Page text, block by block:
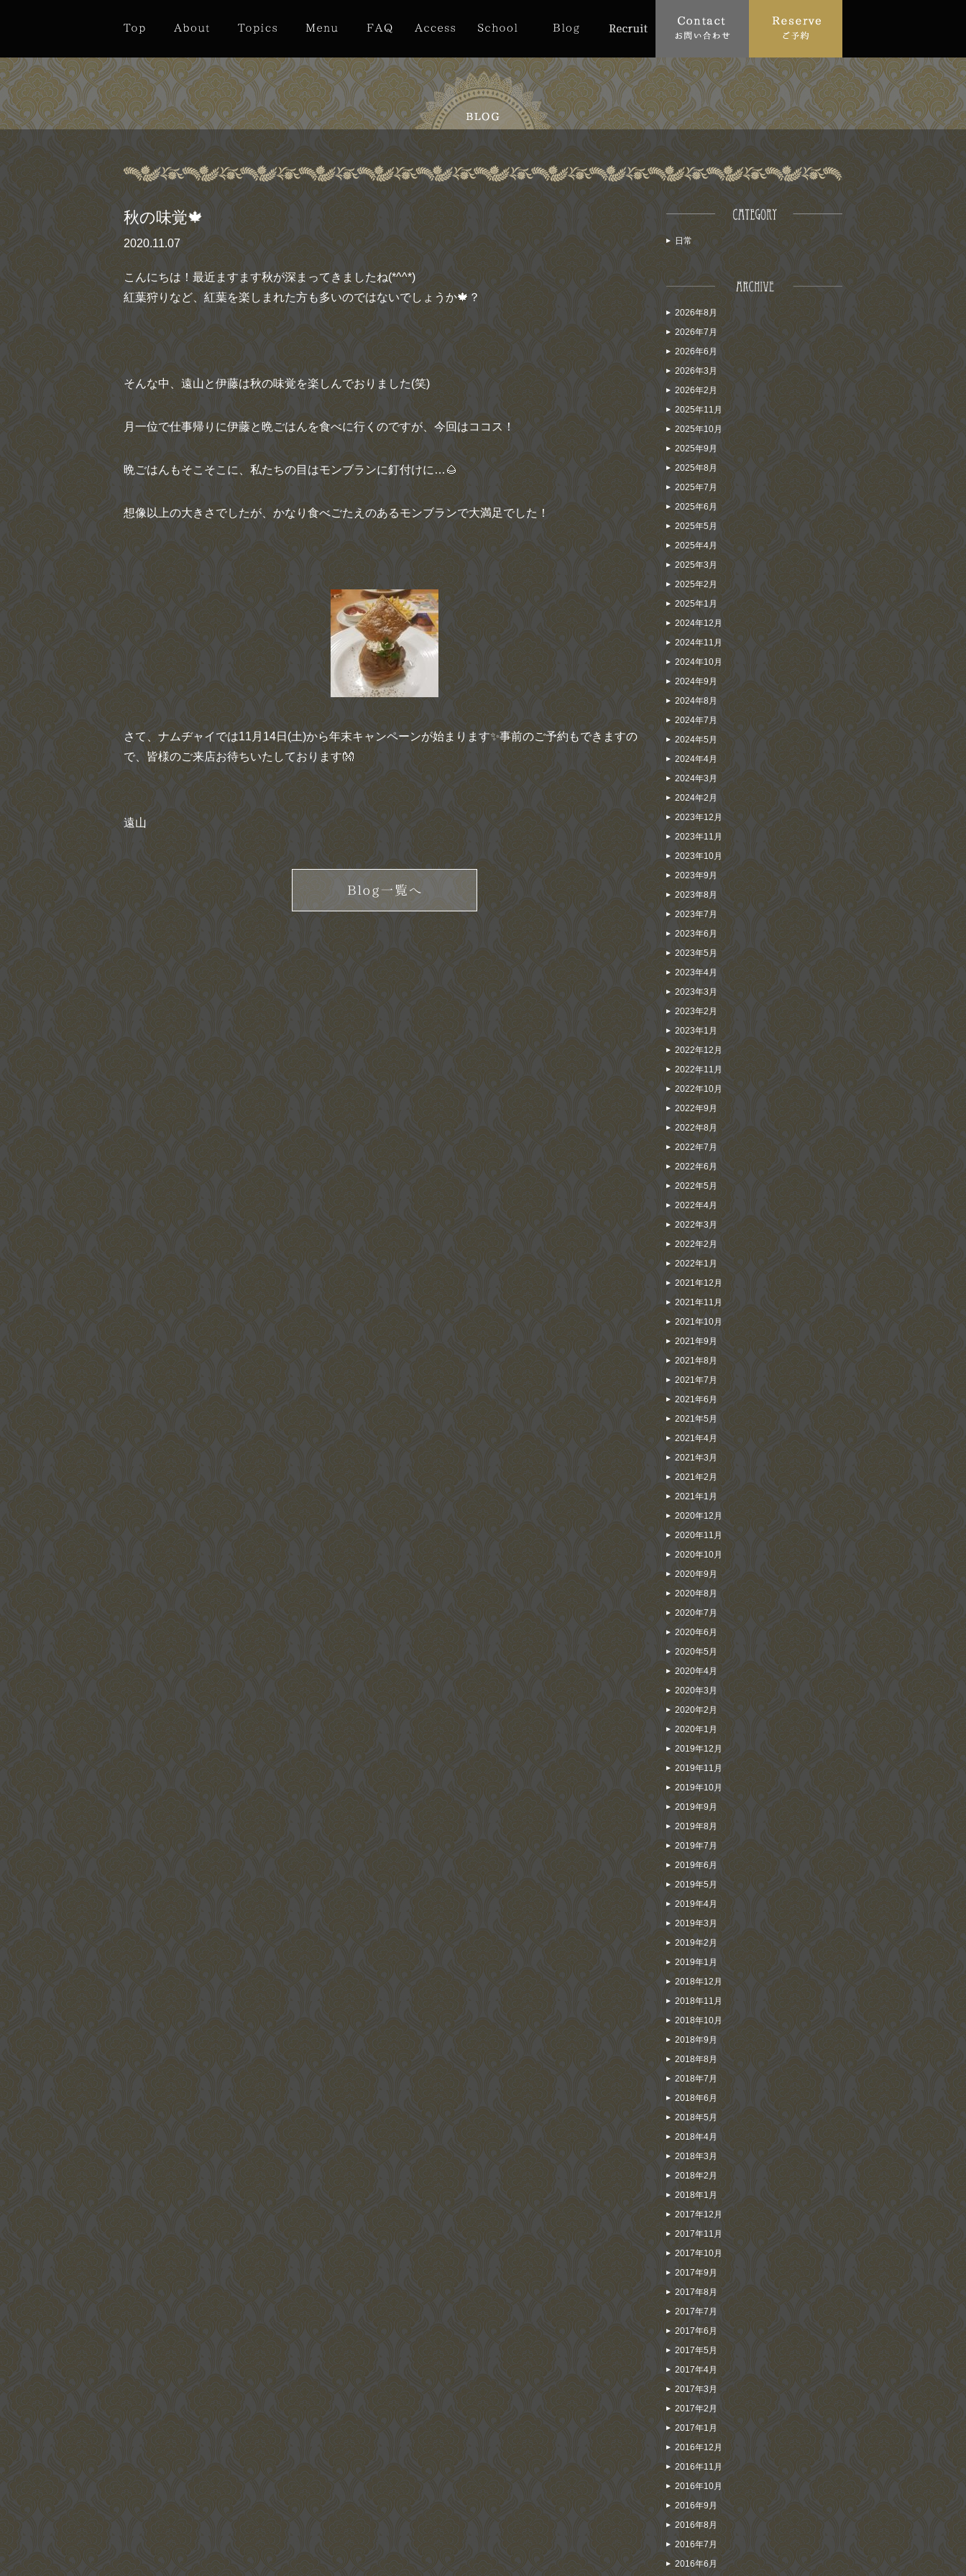
秋の味覚🍁
2020.11.07
こんにちは！最近ますます秋が深まってきましたね(*^^*)
紅葉狩りなど、紅葉を楽しまれた方も多いのではないでしょうか🍁？
そんな中、遠山と伊藤は秋の味覚を楽しんでおりました(笑)
月一位で仕事帰りに伊藤と晩ごはんを食べに行くのですが、今回はココス！
晩ごはんもそこそこに、私たちの目はモンブランに釘付けに…🌰
想像以上の大きさでしたが、かなり食べごたえのあるモンブランで大満足でした！
さて、ナムヂャイでは11月14日(土)から年末キャンペーンが始まります✨事前のご予約もできますの
で、皆様のご来店お待ちいたしております👐
遠山
日常
2026年8月
2026年7月
2026年6月
2026年3月
2026年2月
2025年11月
2025年10月
2025年9月
2025年8月
2025年7月
2025年6月
2025年5月
2025年4月
2025年3月
2025年2月
2025年1月
2024年12月
2024年11月
2024年10月
2024年9月
2024年8月
2024年7月
2024年5月
2024年4月
2024年3月
2024年2月
2023年12月
2023年11月
2023年10月
2023年9月
2023年8月
2023年7月
2023年6月
2023年5月
2023年4月
2023年3月
2023年2月
2023年1月
2022年12月
2022年11月
2022年10月
2022年9月
2022年8月
2022年7月
2022年6月
2022年5月
2022年4月
2022年3月
2022年2月
2022年1月
2021年12月
2021年11月
2021年10月
2021年9月
2021年8月
2021年7月
2021年6月
2021年5月
2021年4月
2021年3月
2021年2月
2021年1月
2020年12月
2020年11月
2020年10月
2020年9月
2020年8月
2020年7月
2020年6月
2020年5月
2020年4月
2020年3月
2020年2月
2020年1月
2019年12月
2019年11月
2019年10月
2019年9月
2019年8月
2019年7月
2019年6月
2019年5月
2019年4月
2019年3月
2019年2月
2019年1月
2018年12月
2018年11月
2018年10月
2018年9月
2018年8月
2018年7月
2018年6月
2018年5月
2018年4月
2018年3月
2018年2月
2018年1月
2017年12月
2017年11月
2017年10月
2017年9月
2017年8月
2017年7月
2017年6月
2017年5月
2017年4月
2017年3月
2017年2月
2017年1月
2016年12月
2016年11月
2016年10月
2016年9月
2016年8月
2016年7月
2016年6月